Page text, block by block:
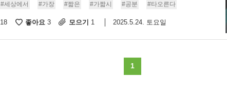
#세상에서 #가장 #짧은 #가짧시 #공분 #타오른다
18 좋아요 3 모으기 1 2025.5.24. 토요일
1